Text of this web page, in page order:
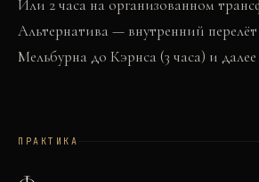
Или 2 часа на организованном
Альтернатива — внутренний
Мельбурна до Кэрнса (3 часа) и далее
ПРАКТИКА